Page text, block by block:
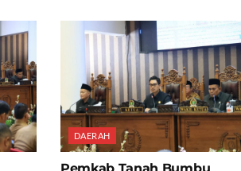
DAERAH